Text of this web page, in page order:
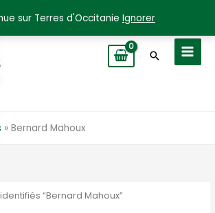
sur Terres d'Occitanie Ignorer
Bernard Mahoux
“Bernard Mahoux”